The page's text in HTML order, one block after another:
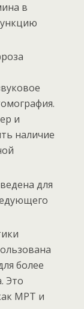
в
и
наличие
для
более
Это
МРТ и